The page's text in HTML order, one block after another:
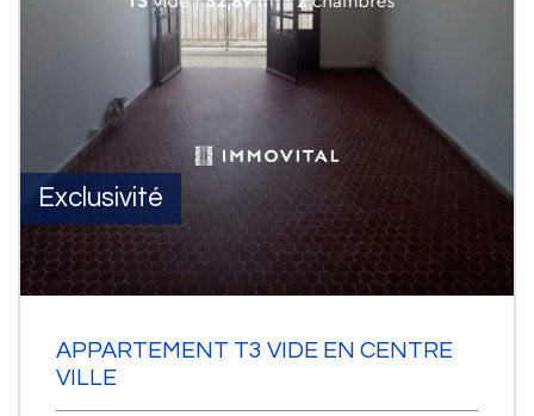
Exclusivité
APPARTEMENT T3 VIDE EN CENTRE
VILLE